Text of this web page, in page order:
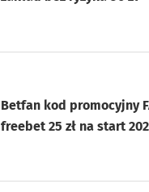
Betfan kod promocyjny
freebet 25 zł na start